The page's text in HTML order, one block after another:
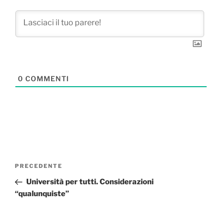
0 COMMENTI
Navigazione
Articolo
precedente:
PRECEDENTE
Università per tutti. Considerazioni
“qualunquiste”